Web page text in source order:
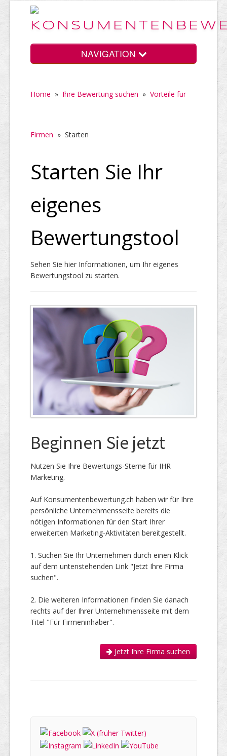
NAVIGATION
Home
Vorteile
Preise
HELP Awards
Home » Ihre Bewertung suchen » Vorteile für
Firmen » Starten
Starten Sie Ihr
eigenes
Bewertungstool
Sehen Sie hier Informationen, um Ihr eigenes
Bewertungstool zu starten.
Beginnen Sie jetzt
Nutzen Sie Ihre Bewertungs-Sterne für IHR
Marketing.
Auf Konsumentenbewertung.ch haben wir für Ihre
persönliche Unternehmensseite bereits die
nötigen Informationen für den Start Ihrer
erweiterten Marketing-Aktivitäten bereitgestellt.
1. Suchen Sie Ihr Unternehmen durch einen Klick
auf dem untenstehenden Link "Jetzt Ihre Firma
suchen".
2. Die weiteren Informationen finden Sie danach
rechts auf der Ihrer Unternehmensseite mit dem
Titel "Für Firmeninhaber".
Jetzt Ihre Firma suchen